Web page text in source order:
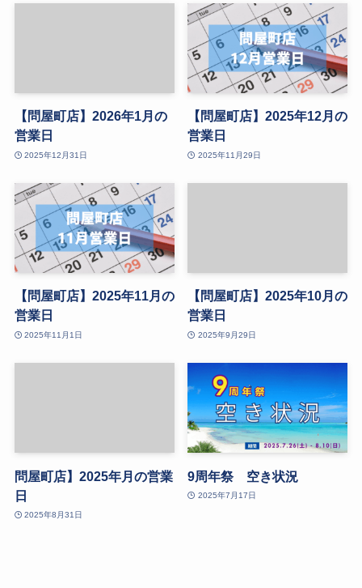
【問屋町店】2026年1月の
営業日
2025年12月31日
【問屋町店】2025年12月の
営業日
2025年11月29日
【問屋町店】2025年11月の
営業日
2025年11月1日
【問屋町店】2025年10月の
営業日
2025年9月29日
問屋町店】2025年月の営業
日
2025年8月31日
9周年祭 空き状況
2025年7月17日